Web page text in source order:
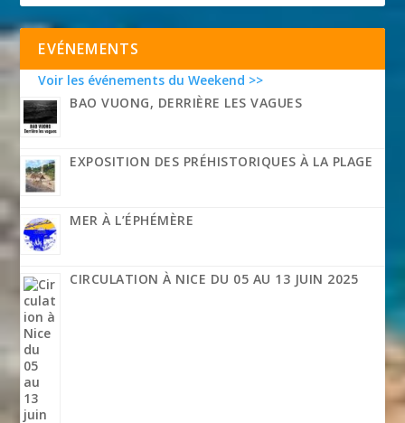
EVÉNEMENTS
Voir les événements du Weekend >>
BAO VUONG, DERRIÈRE LES VAGUES
EXPOSITION DES PRÉHISTORIQUES À LA PLAGE
MER À L’ÉPHÉMÈRE
CIRCULATION À NICE DU 05 AU 13 JUIN 2025